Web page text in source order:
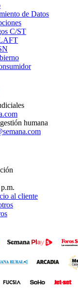
in
new
window
de Datos
in
C/ST
new
window
in
newin
Opens
humana
al cliente